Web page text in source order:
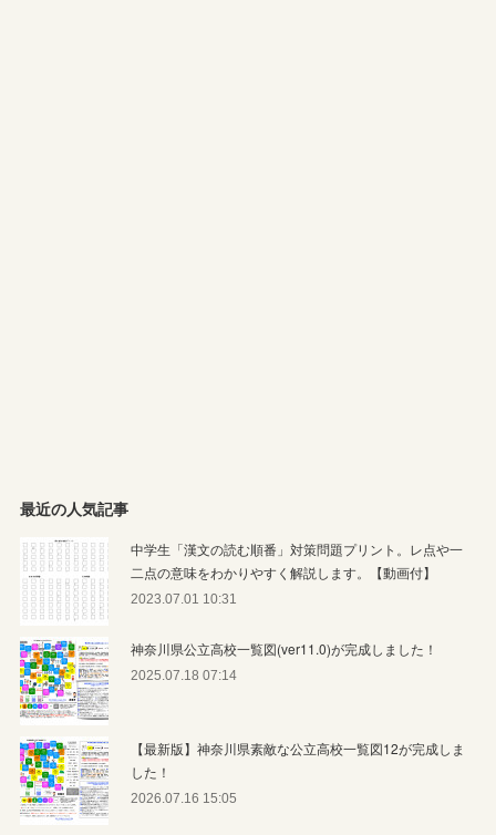
最近の人気記事
中学生「漢文の読む順番」対策問題プリント。レ点や一
二点の意味をわかりやすく解説します。【動画付】
2023.07.01 10:31
神奈川県公立高校一覧図(ver11.0)が完成しました！
2025.07.18 07:14
【最新版】神奈川県素敵な公立高校一覧図12が完成しま
した！
2026.07.16 15:05